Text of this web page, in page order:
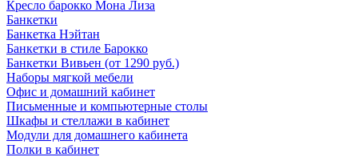
Кресло барокко Мона Лиза
Банкетки
Банкетка Нэйтан
Банкетки в стиле Барокко
Банкетки Вивьен (от 1290 руб.)
Наборы мягкой мебели
Офис и домашний кабинет
Письменные и компьютерные столы
Шкафы и стеллажи в кабинет
Модули для домашнего кабинета
Полки в кабинет